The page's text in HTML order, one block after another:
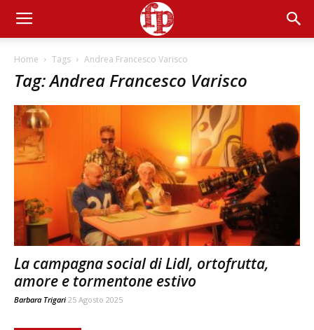
Home Tags Andrea Francesco Varisco
Tag: Andrea Francesco Varisco
La campagna social di Lidl, ortofrutta,
amore e tormentone estivo
Barbara Trigari 25 Agosto 2025